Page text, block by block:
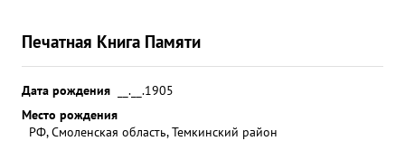
Печатная Книга Памяти
Дата рождения
__.__.1905
Место рождения
РФ, Смоленская область, Темкинский район